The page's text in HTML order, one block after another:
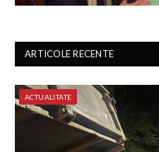
ARTICOLE RECENTE
ACTUALITATE